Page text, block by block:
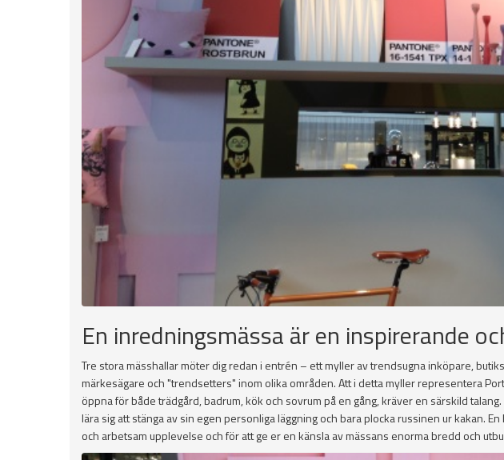
En inredningsmässa är en inspirerande
Tre stora mässhallar möter dig redan i entrén – ett myller av trendsugna inköpare,
märkesägare och "trendsetters" inom olika områden. Att i detta myller representera
öppna för både trädgård, badrum, kök och sovrum på en gång, kräver en särskild
lära sig att stänga av sin egen personliga läggning och bara plocka russinen ur kakan.
och arbetsam upplevelse och för att ge er en känsla av mässans enorma bredd och